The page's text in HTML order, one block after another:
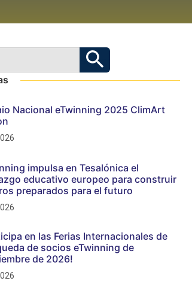
Nacional eTwinning 2025 ClimArt
impulsa en Tesalónica el
educativo europeo para construir
preparados para el futuro
en las Ferias Internacionales de
de socios eTwinning de
de 2026!